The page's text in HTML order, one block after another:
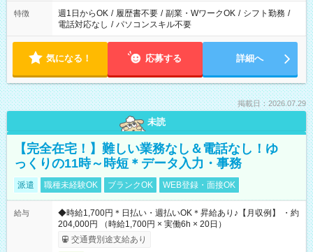
特徴 週1日からOK / 履歴書不要 / 副業・WワークOK / シフト勤務 /
電話対応なし / パソコンスキル不要
気になる！ 応募する 詳細へ
掲載日：2026.07.29
未読
【完全在宅！】難しい業務なし＆電話なし！ゆ
っくりの11時～時短＊データ入力・事務
派遣 職種未経験OK ブランクOK WEB登録・面接OK
給与
◆時給1,700円＊日払い・週払いOK＊昇給あり♪【月収例】 ・約
204,000円 （時給1,700円 × 実働6h × 20日）
交通費別途支給あり